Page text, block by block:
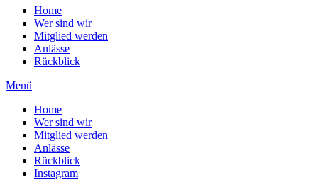
Home
Wer sind wir
Mitglied werden
Anlässe
Rückblick
Menü
Home
Wer sind wir
Mitglied werden
Anlässe
Rückblick
Instagram